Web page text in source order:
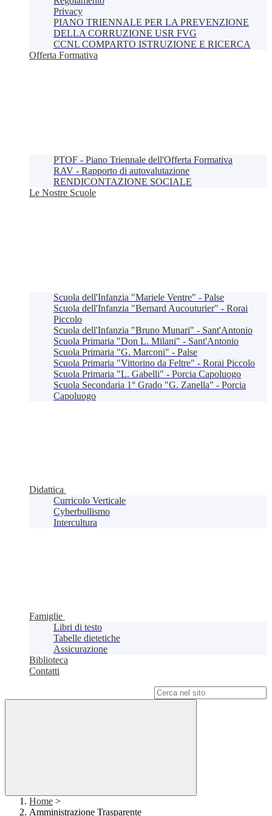
Privacy
PIANO TRIENNALE PER LA PREVENZIONE
DELLA CORRUZIONE USR FVG
CCNL COMPARTO ISTRUZIONE E RICERCA
Offerta Formativa
PTOF - Piano Triennale dell'Offerta Formativa
RAV - Rapporto di autovalutazione
RENDICONTAZIONE SOCIALE
Le Nostre Scuole
Scuola dell'Infanzia "Mariele Ventre" - Palse
Scuola dell'Infanzia "Bernard Aucouturier" - Rorai
Piccolo
Scuola dell'Infanzia "Bruno Munari" - Sant'Antonio
Scuola Primaria "Don L. Milani" - Sant'Antonio
Scuola Primaria "G. Marconi" - Palse
Scuola Primaria "Vittorino da Feltre" - Rorai Piccolo
Scuola Primaria "L. Gabelli" - Porcia Capoluogo
Scuola Secondaria 1° Grado "G. Zanella" - Porcia
Capoluogo
Didattica
Curricolo Verticale
Cyberbullismo
Intercultura
Famiglie
Libri di testo
Tabelle dietetiche
Assicurazione
Biblioteca
Contatti
Home >
Amministrazione Trasparente